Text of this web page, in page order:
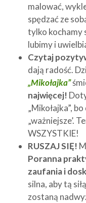
malować,
spędzać ze
tylko kochamy
lubimy i
Czytaj
dają radość.
„Mikołajka”
najwięcej!
„Mikołajka”,
„ważniejsze’.
WSZYSTKIE!
RUSZAJ SIĘ!
Poranna
zaufania i
silna, aby tą
zostaną